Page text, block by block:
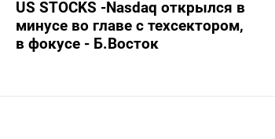
US STOCKS -Nasdaq открылся в
минусе во главе с техсектором,
в фокусе - Б.Восток